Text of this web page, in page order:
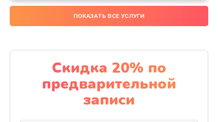
Ремонт после залития
Заказать
Ремонт электроплаты
1320 руб.
Заказать
ПОКАЗАТЬ ВСЕ УСЛУГИ
Скидка 20% по
предварительной
записи